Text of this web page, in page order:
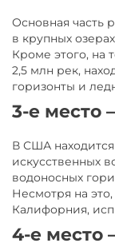
Основная часть
в крупных
Кроме этого, на
2,5 млн рек,
горизонты и
3-е
В США находится
искусственных
водоносных
Несмотря на
Калифорния,
4-е место